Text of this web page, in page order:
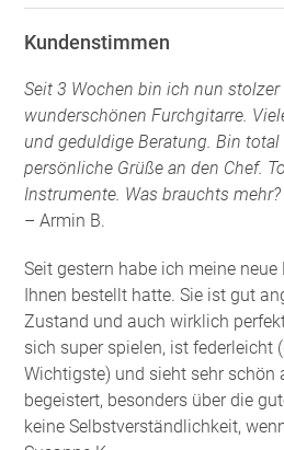
Kundenstimmen
Seit 3 Wochen bin ich nun
wunderschönen Furchgitarre.
und geduldige Beratung. Bin
persönliche Grüße an den Chef.
Instrumente. Was brauchts mehr?
– Armin B.
Seit gestern habe ich meine neue
Ihnen bestellt hatte. Sie ist gut
Zustand und auch wirklich
sich super spielen, ist federleicht
Wichtigste) und sieht sehr schön
begeistert, besonders über die
keine Selbstverständlichkeit,